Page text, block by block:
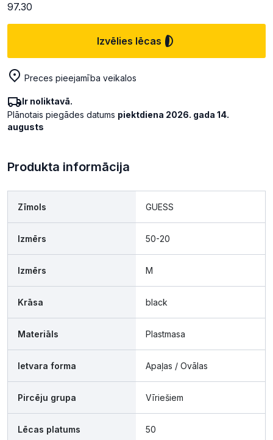
97.30
Izvēlies lēcas
Preces pieejamība veikalos
Ir noliktavā.
Plānotais piegādes datums piektdiena 2026. gada 14.
augusts
Produkta informācija
Zīmols GUESS
Izmērs 50-20
Izmērs M
Krāsa black
Materiāls Plastmasa
Ietvara forma Apaļas / Ovālas
Pircēju grupa Vīriešiem
Lēcas platums 50